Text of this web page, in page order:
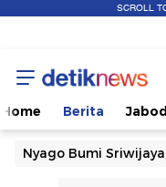
SCROLL
Home Berita
Nyago Bumi Sriwijaya